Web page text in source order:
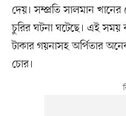
দেয়। সম্প্রতি সালমান খানের
চুরির ঘটনা ঘটেছে। এই
টাকার গয়নাসহ অর্পিতার
চোর।